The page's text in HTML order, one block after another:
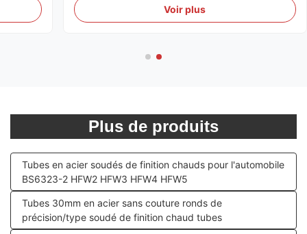
à
Frankfurt 2026, qui aura lieu du 8 au 12
septembre 2026, à Messe Frankfurt, en
Voir plus
Plus de produits
Tubes en acier soudés de finition chauds pour l'automobile
BS6323-2 HFW2 HFW3 HFW4 HFW5
Tubes 30mm en acier sans couture ronds de
précision/type soudé de finition chaud tubes